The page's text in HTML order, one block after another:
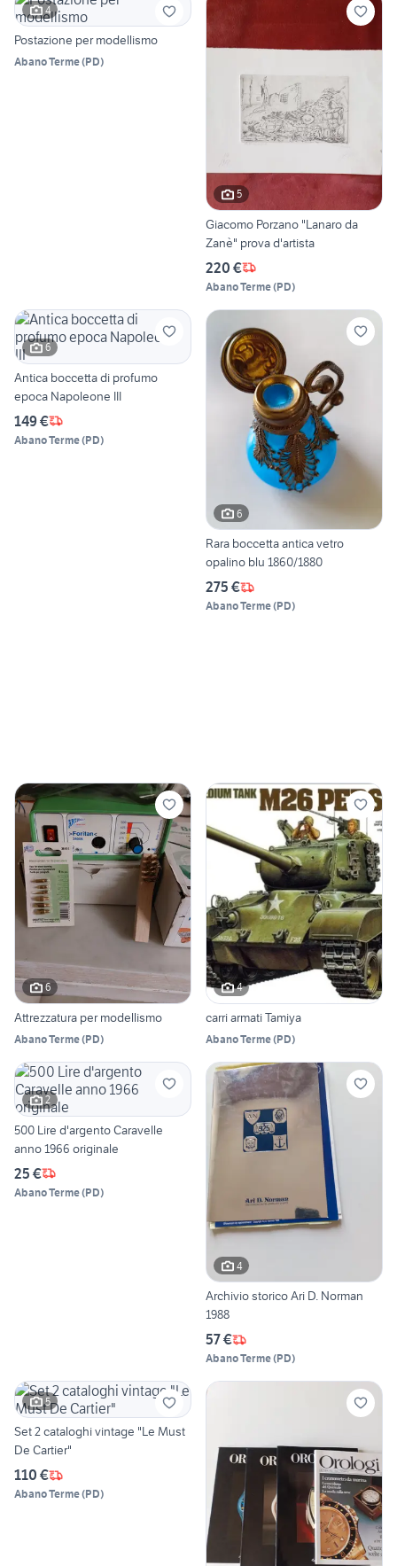
4
Postazione per modellismo
Abano Terme(PD)
5
Giacomo Porzano "Lanaro da
Zanè" prova d'artista
220 €
Abano Terme(PD)
6
Antica boccetta di profumo
epoca Napoleone III
149 €
Abano Terme(PD)
6
Rara boccetta antica vetro
opalino blu 1860/1880
275 €
Abano Terme(PD)
6
Attrezzatura per modellismo
Abano Terme(PD)
4
carri armati Tamiya
Abano Terme(PD)
2
500 Lire d'argento Caravelle
anno 1966 originale
25 €
Abano Terme(PD)
4
Archivio storico Ari D. Norman
1988
57 €
Abano Terme(PD)
5
Set 2 cataloghi vintage "Le Must
De Cartier"
110 €
Abano Terme(PD)